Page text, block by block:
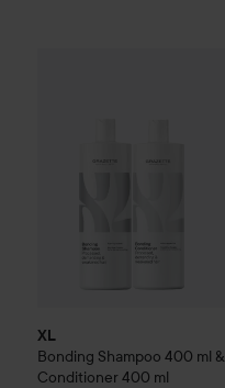
XL
Bonding Shampoo 400 ml &
Conditioner 400 ml